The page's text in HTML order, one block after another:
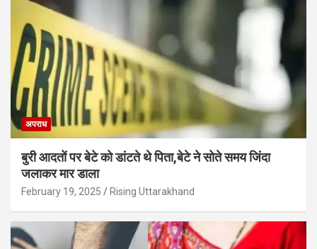
अपराध
बुरी आदतों पर बेटे को डांटते थे पिता,बेटे ने सोते समय जिंदा
जलाकर मार डाला
February 19, 2025 Rising Uttarakhand